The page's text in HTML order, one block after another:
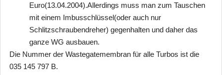
Euro(13.04.2004).Allerdings muss man zum Tauschen
mit einem Imbusschlüssel(oder auch nur
Schlitzschraubendreher) gegenhalten und daher das
ganze WG ausbauen.
Die Nummer der Wastegatemembran für alle Turbos ist die
035 145 797 B.